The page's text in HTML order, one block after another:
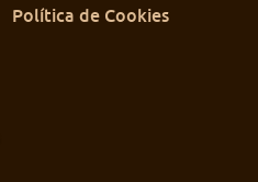
Política de Cookies